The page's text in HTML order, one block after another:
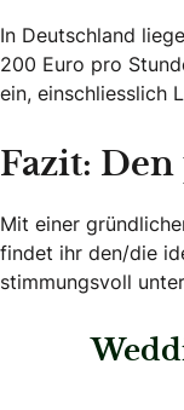
In Deutschland
200 Euro pro
ein, einschliesslich
Fazit:
Mit einer
findet ihr den/die
stimmungsvoll